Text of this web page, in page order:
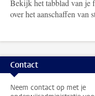
Bekijk het tabblad van je
over het aanschaffen van
Contact
Neem contact op met je